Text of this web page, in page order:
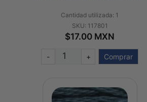
Cantidad utilizada: 1
SKU: 117801
$17.00 MXN
- + Comprar